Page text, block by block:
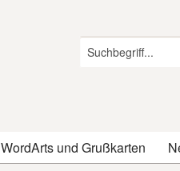
WordArts und Grußkarten